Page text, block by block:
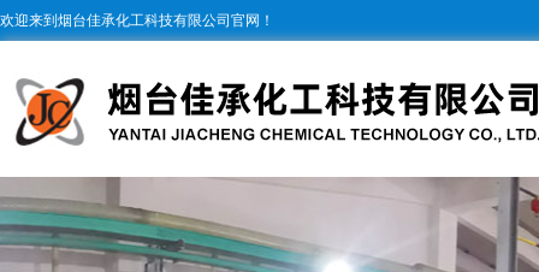
欢迎来到烟台佳承化工科技有限公司官网！